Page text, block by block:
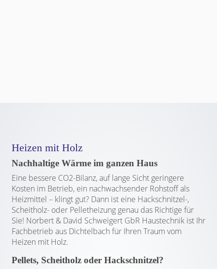
Heizen mit Holz
Nachhaltige Wärme im ganzen Haus
Eine bessere CO2-Bilanz, auf lange Sicht geringere
Kosten im Betrieb, ein nachwachsender Rohstoff als
Heizmittel – klingt gut? Dann ist eine Hackschnitzel-,
Scheitholz- oder Pelletheizung genau das Richtige für
Sie! Norbert & David Schweigert GbR Haustechnik ist Ihr
Fachbetrieb aus Dichtelbach für Ihren Traum vom
Heizen mit Holz.
Pellets, Scheitholz oder Hackschnitzel?